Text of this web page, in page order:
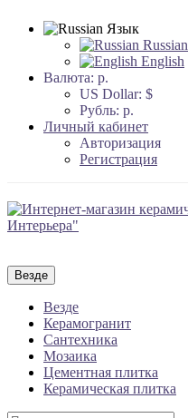
Язык
Russian
English
Валюта: р.
US Dollar: $
Рубль: р.
Личный кабинет
Авторизация
Регистрация
Везде
Везде
Керамогранит
Сантехника
Мозаика
Цементная плитка
Керамическая плитка